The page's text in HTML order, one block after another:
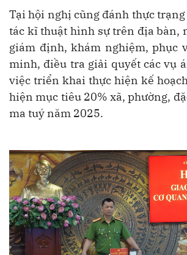
Tại hội nghị cũng đánh thực
tác kĩ thuật hình sự trên địa bàn,
giám định, khám nghiệm, phục
minh, điều tra giải quyết các vụ
việc triển khai thực hiện kế
hiện mục tiêu 20% xã, phường,
ma tuý năm 2025.